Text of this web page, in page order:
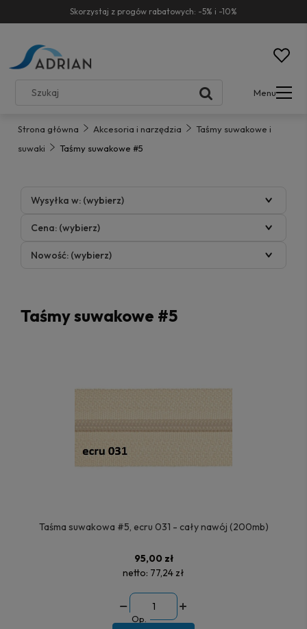
Skorzystaj z progów rabatowych: -5% i -10%
Menu
Strona główna Akcesoria i narzędzia
Taśmy suwakowe i
suwaki
Taśmy suwakowe #5
Wysyłka w: (wybierz)
Cena: (wybierz)
Nowość: (wybierz)
Taśmy suwakowe #5
Taśma suwakowa #5, ecru 031 - cały nawój (200mb)
95,00 zł
netto: 77,24 zł
Op.